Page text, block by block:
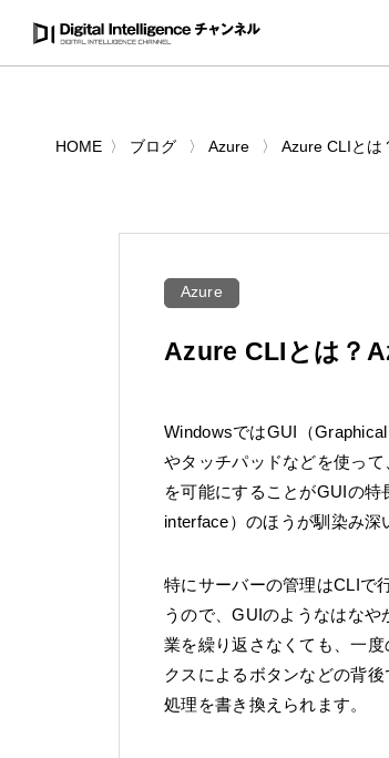
HOME ブログ Azure Azure CLIとは
Azure
Azure CLIとは？
WindowsではGUI（
やタッチパッドなどを使っ
を可能にすることがGUIの
interface）のほうが馴染み深
特にサーバーの管理はCLIで
うので、GUIのようなはな
業を繰り返さなくても、一
クスによるボタンなどの背
処理を書き換えられます。